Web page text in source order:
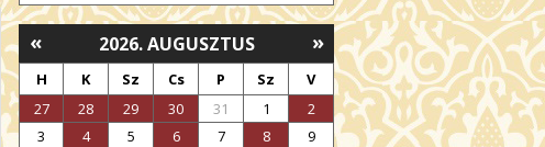
»
« 2026. AUGUSZTUS
H K Sz Cs P Sz
V
27
28 29 30 31 1
2
3
4 5 6 7 8
9